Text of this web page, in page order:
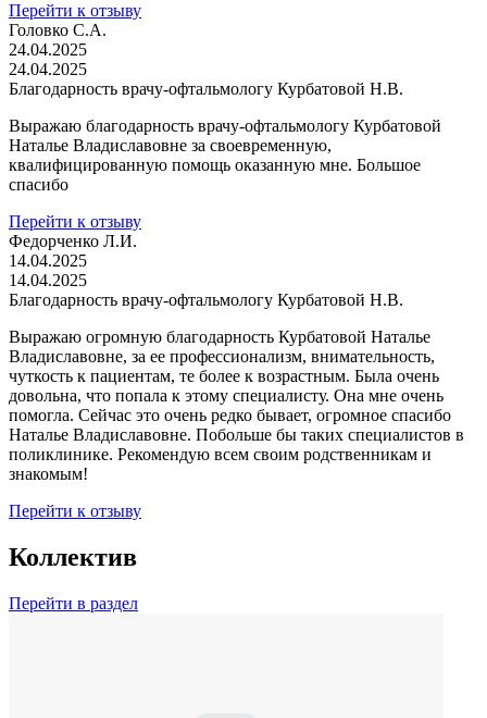
Перейти к отзыву
Головко С.А.
24.04.2025
24.04.2025
Благодарность врачу-офтальмологу Курбатовой Н.В.
Выражаю благодарность врачу-офтальмологу Курбатовой
Наталье Владиславовне за своевременную,
квалифицированную помощь оказанную мне. Большое
спасибо
Перейти к отзыву
Федорченко Л.И.
14.04.2025
14.04.2025
Благодарность врачу-офтальмологу Курбатовой Н.В.
Выражаю огромную благодарность Курбатовой Наталье
Владиславовне, за ее профессионализм, внимательность,
чуткость к пациентам, те более к возрастным. Была очень
довольна, что попала к этому специалисту. Она мне очень
помогла. Сейчас это очень редко бывает, огромное спасибо
Наталье Владиславовне. Побольше бы таких специалистов в
поликлинике. Рекомендую всем своим родственникам и
знакомым!
Перейти к отзыву
Коллектив
Перейти в раздел